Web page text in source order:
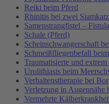
Reiki beim Pferd
Rhinitis bei zwei
Samenstrangfistel –
Schale (Pferd)
Scheinschwangerschaft
Schmeißfliegenbefall
Traumatisierte und
Urolithiasis beim
Verhaltenstherapie bei
Verletzung in Augennähe
Vermehrte